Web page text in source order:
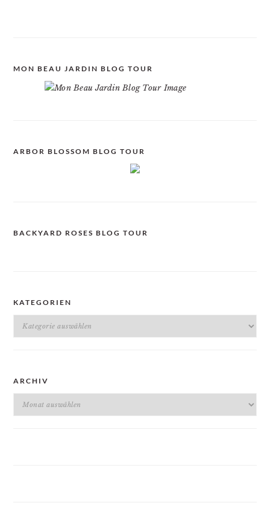
MON BEAU JARDIN BLOG TOUR
ARBOR BLOSSOM BLOG TOUR
BACKYARD ROSES BLOG TOUR
KATEGORIEN
Kategorien
ARCHIV
Archiv